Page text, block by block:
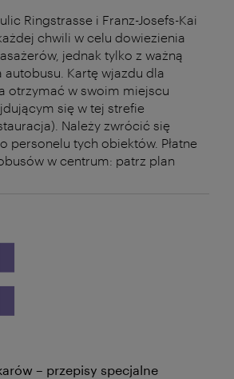
Ringstrasse i Franz-Josefs-Kai
chwili w celu dowiezienia
jednak tylko z ważną
autobusu. Kartę wjazdu dla
otrzymać w swoim miejscu
się w tej strefie
Należy zwrócić się
personelu tych obiektów. Płatne
w centrum: patrz plan
– przepisy specjalne